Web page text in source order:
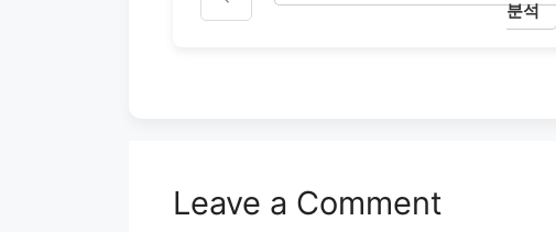
분석
Leave a Comment